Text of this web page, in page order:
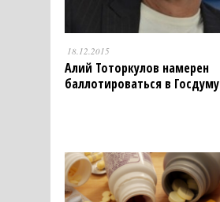
18.12.2015
Алий Тоторкулов намерен
баллотироваться в Госдуму